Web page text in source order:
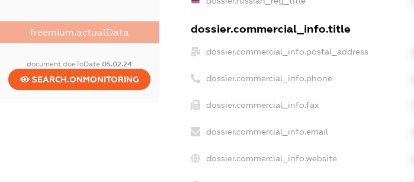
freemium.actualData
document.dueToDate05.02.24
SEARCH.ONMONITORING
dossier.commercial_info.title
dossier.commercial_info.postal_address
dossier.commercial_info.phone
dossier.commercial_info.fax
dossier.commercial_info.email
dossier.commercial_info.website